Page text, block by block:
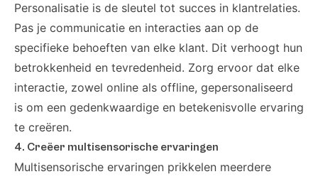
Personalisatie is de sleutel tot succes in klantrelaties.
Pas je communicatie en interacties aan op de
specifieke behoeften van elke klant. Dit verhoogt hun
betrokkenheid en tevredenheid. Zorg ervoor dat elke
interactie, zowel online als offline, gepersonaliseerd
is om een gedenkwaardige en betekenisvolle ervaring
te creëren.
4. Creëer multisensorische ervaringen
Multisensorische ervaringen prikkelen meerdere